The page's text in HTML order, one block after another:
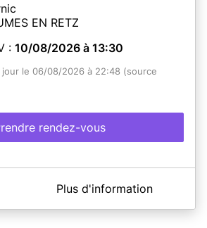
EN RETZ
: 10/08/2026 à 13:30
jour le 06/08/2026 à 22:48 (source
rendez-vous
de Chaumes-en-Retz
Plus d'information